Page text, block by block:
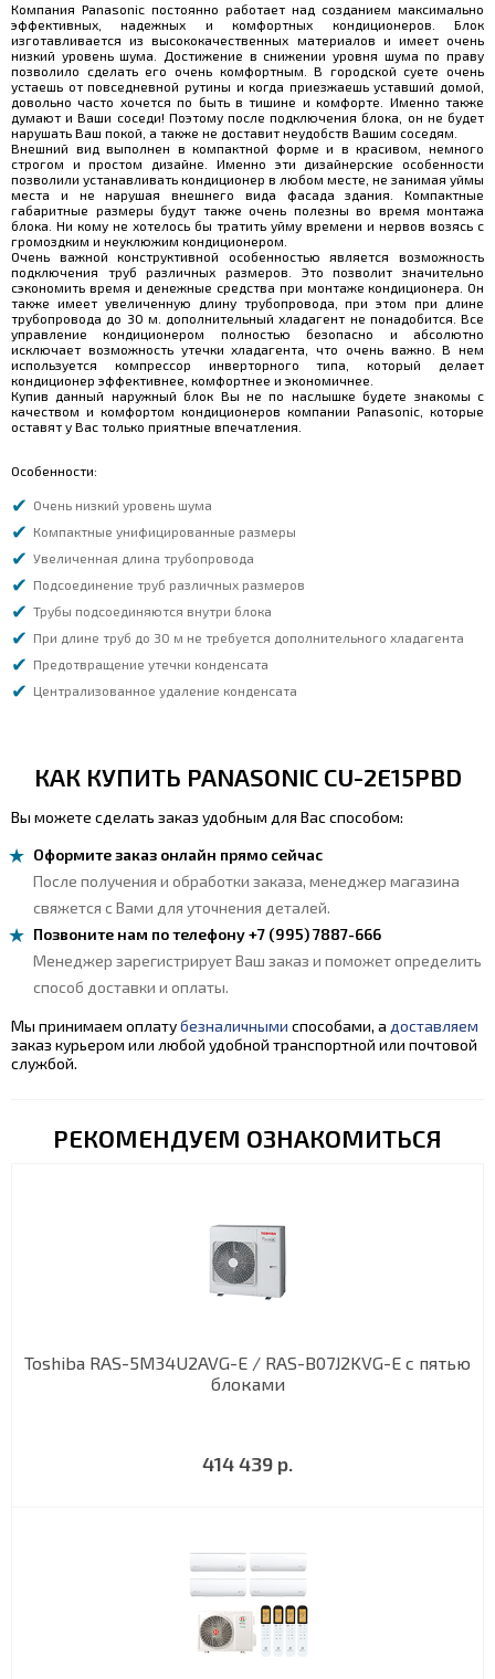
Компания Panasonic постоянно работает над созданием максимально
эффективных, надежных и комфортных кондиционеров. Блок
изготавливается из высококачественных материалов и имеет очень
низкий уровень шума. Достижение в снижении уровня шума по праву
позволило сделать его очень комфортным. В городской суете очень
устаешь от повседневной рутины и когда приезжаешь уставший домой,
довольно часто хочется по быть в тишине и комфорте. Именно также
думают и Ваши соседи! Поэтому после подключения блока, он не будет
нарушать Ваш покой, а также не доставит неудобств Вашим соседям.
Внешний вид выполнен в компактной форме и в красивом, немного
строгом и простом дизайне. Именно эти дизайнерские особенности
позволили устанавливать кондиционер в любом месте, не занимая уймы
места и не нарушая внешнего вида фасада здания. Компактные
габаритные размеры будут также очень полезны во время монтажа
блока. Ни кому не хотелось бы тратить уйму времени и нервов возясь с
громоздким и неуклюжим кондиционером.
Очень важной конструктивной особенностью является возможность
подключения труб различных размеров. Это позволит значительно
сэкономить время и денежные средства при монтаже кондиционера. Он
также имеет увеличенную длину трубопровода, при этом при длине
трубопровода до 30 м. дополнительный хладагент не понадобится. Все
управление кондиционером полностью безопасно и абсолютно
исключает возможность утечки хладагента, что очень важно. В нем
используется компрессор инверторного типа, который делает
кондиционер эффективнее, комфортнее и экономичнее.
Купив данный наружный блок Вы не по наслышке будете знакомы с
качеством и комфортом кондиционеров компании Panasonic, которые
оставят у Вас только приятные впечатления.
Особенности:
Очень низкий уровень шума
Компактные унифицированные размеры
Увеличенная длина трубопровода
Подсоединение труб различных размеров
Трубы подсоединяются внутри блока
При длине труб до 30 м не требуется дополнительного хладагента
Предотвращение утечки конденсата
Централизованное удаление конденсата
КАК КУПИТЬ PANASONIC CU-2E15PBD
Вы можете сделать заказ удобным для Вас способом:
Оформите заказ онлайн прямо сейчас
После получения и обработки заказа, менеджер магазина
свяжется с Вами для уточнения деталей.
Позвоните нам по телефону +7 (995) 7887-666
Менеджер зарегистрирует Ваш заказ и поможет определить
способ доставки и оплаты.
Мы принимаем оплатубезналичными способами, а доставляем
заказ курьером или любой удобной транспортной или почтовой
службой.
РЕКОМЕНДУЕМ ОЗНАКОМИТЬСЯ
Toshiba RAS-5M34U2AVG-E / RAS-B07J2KVG-E с пятью
блоками
414 439 р.